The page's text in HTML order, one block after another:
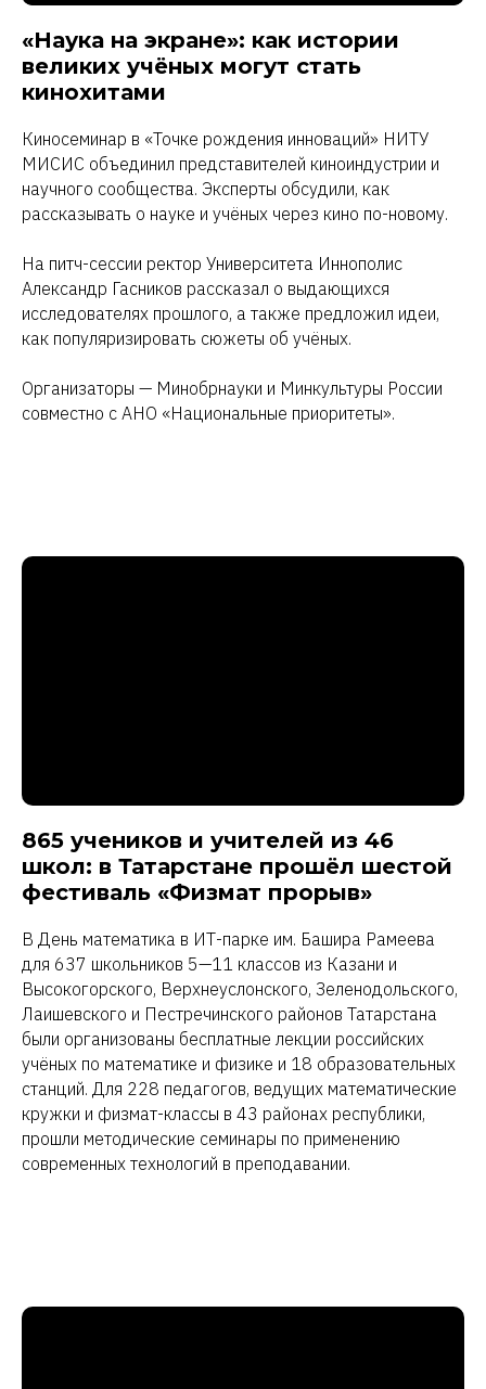
«Наука на экране»: как истории
великих учёных могут стать
кинохитами
Киносеминар в «Точке рождения инноваций» НИТУ
МИСИС объединил представителей киноиндустрии и
научного сообщества. Эксперты обсудили, как
рассказывать о науке и учёных через кино по-новому.
На питч-сессии ректор Университета Иннополис
Александр Гасников рассказал о выдающихся
исследователях прошлого, а также предложил идеи,
как популяризировать сюжеты об учёных.
Организаторы — Минобрнауки и Минкультуры России
совместно с АНО «Национальные приоритеты».
865 учеников и учителей из 46
школ: в Татарстане прошёл шестой
фестиваль «Физмат прорыв»
В День математика в ИТ-парке им. Башира Рамеева
для 637 школьников 5—11 классов из Казани и
Высокогорского, Верхнеуслонского, Зеленодольского,
Лаишевского и Пестречинского районов Татарстана
были организованы бесплатные лекции российских
учёных по математике и физике и 18 образовательных
станций. Для 228 педагогов, ведущих математические
кружки и физмат-классы в 43 районах республики,
прошли методические семинары по применению
современных технологий в преподавании.